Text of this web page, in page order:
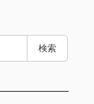
検索